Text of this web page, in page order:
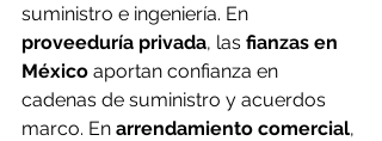
suministro e ingeniería. En
proveeduría privada, las fianzas en
México aportan confianza en
cadenas de suministro y acuerdos
marco. En arrendamiento comercial,